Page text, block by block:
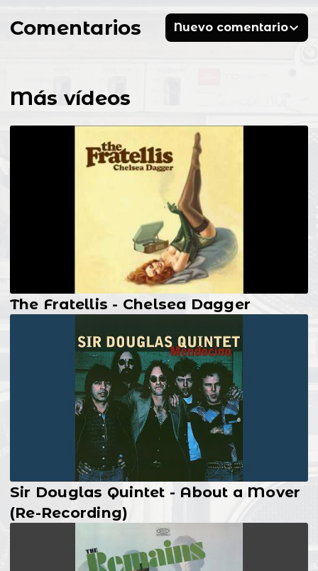
Más vídeos
The Fratellis - Chelsea Dagger
Sir Douglas Quintet - About a Mover
(Re-Recording)
Comentarios Nuevo comentario